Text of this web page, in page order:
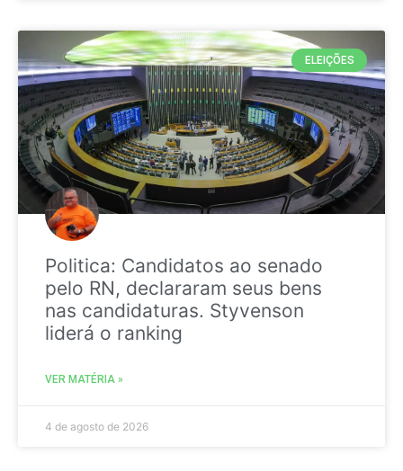
ELEIÇÕES
Politica: Candidatos ao senado
pelo RN, declararam seus bens
nas candidaturas. Styvenson
liderá o ranking
VER MATÉRIA »
4 de agosto de 2026